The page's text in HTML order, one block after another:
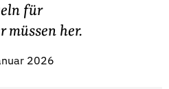
für
müssen her.
2026